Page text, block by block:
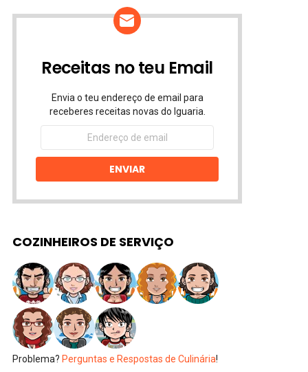
Receitas no teu Email
Envia o teu endereço de email para
receberes receitas novas do Iguaria.
Endereço
email
ENVIAR
COZINHEIROS DE SERVIÇO
Problema? Perguntas e Respostas de Culinária!